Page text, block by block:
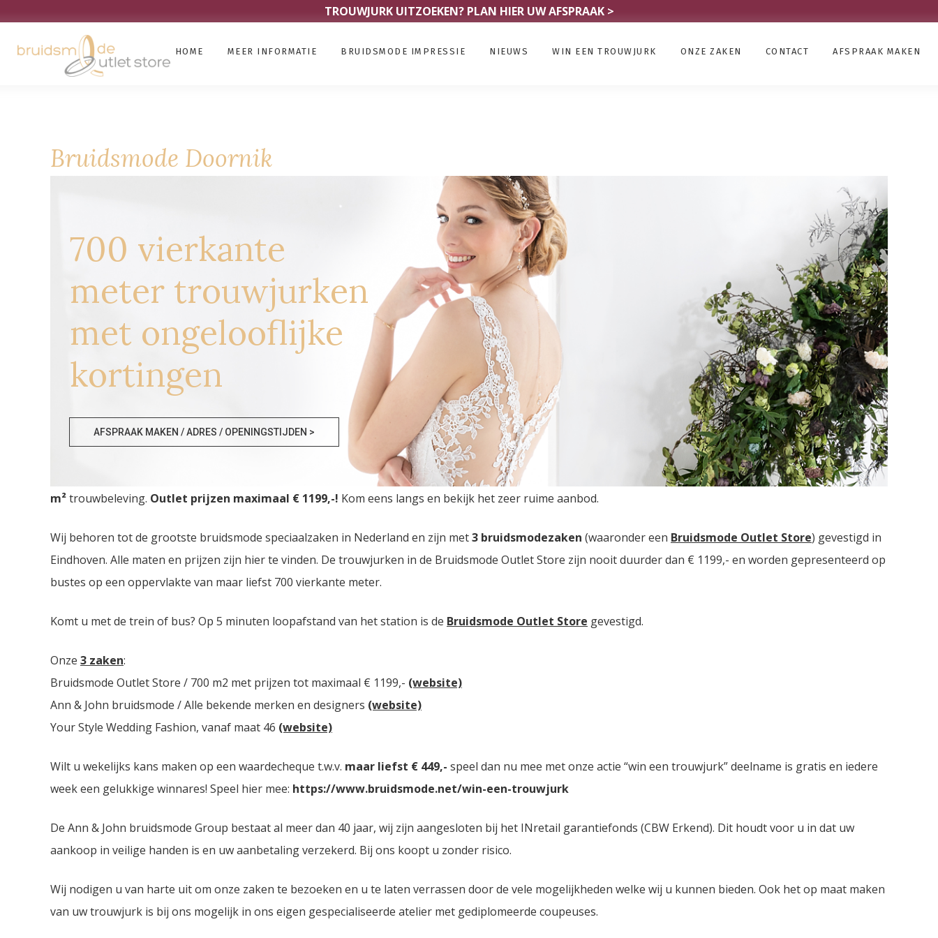
TROUWJURK UITZOEKEN? PLAN HIER UW AFSPRAAK >
HOME MEER INFORMATIE BRUIDSMODE IMPRESSIE NIEUWS WIN EEN TROUWJURK ONZE ZAKEN CONTACT AFSPRAAK MAKEN
Bruidsmode Doornik
700 vierkante
meter trouwjurken
met ongelooflijke
kortingen
AFSPRAAK MAKEN / ADRES / OPENINGSTIJDEN >
Bruidsmode Doornik
grootste Bruidsmode Outlet Storevan Nederland vindt u in Eindhoven. Drie bruidsmodezaken met in totaal meer dan2000
m²trouwbeleving. Outlet prijzen maximaal € 1199,-! Kom eens langs en bekijk het zeer ruime aanbod.
Wij behoren tot de grootste bruidsmode speciaalzaken in Nederland en zijn met3 bruidsmodezaken (waaronder een Bruidsmode Outlet Store) gevestigd in
Eindhoven. Alle maten en prijzen zijn hier te vinden. De trouwjurken in de Bruidsmode Outlet Store zijn nooit duurder dan € 1199,- en worden gepresenteerd op
bustes op een oppervlakte van maar liefst 700 vierkante meter.
Komt u met de trein of bus? Op 5 minuten loopafstand van het station is de Bruidsmode Outlet Store gevestigd.
Onze 3 zaken:
Bruidsmode Outlet Store / 700 m2 met prijzen tot maximaal € 1199,- (website)
Ann & John bruidsmode / Alle bekende merken en designers (website)
Your Style Wedding Fashion, vanaf maat 46 (website)
Wilt u wekelijks kans maken op een waardecheque t.w.v. maar liefst € 449,- speel dan nu mee met onze actie “win een trouwjurk” deelname is gratis en iedere
week een gelukkige winnares! Speel hier mee: https://www.bruidsmode.net/win-een-trouwjurk
De Ann & John bruidsmode Group bestaat al meer dan 40 jaar, wij zijn aangesloten bij het INretail garantiefonds (CBW Erkend). Dit houdt voor u in dat uw
aankoop in veilige handen is en uw aanbetaling verzekerd. Bij ons koopt u zonder risico.
Wij nodigen u van harte uit om onze zaken te bezoeken en u te laten verrassen door de vele mogelijkheden welke wij u kunnen bieden. Ook het op maat maken
van uw trouwjurk is bij ons mogelijk in ons eigen gespecialiseerde atelier met gediplomeerde coupeuses.